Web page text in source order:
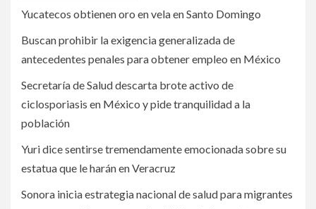
Yucatecos obtienen oro en vela en Santo Domingo
Buscan prohibir la exigencia generalizada de
antecedentes penales para obtener empleo en México
Secretaría de Salud descarta brote activo de
ciclosporiasis en México y pide tranquilidad a la
población
Yuri dice sentirse tremendamente emocionada sobre su
estatua que le harán en Veracruz
Sonora inicia estrategia nacional de salud para migrantes